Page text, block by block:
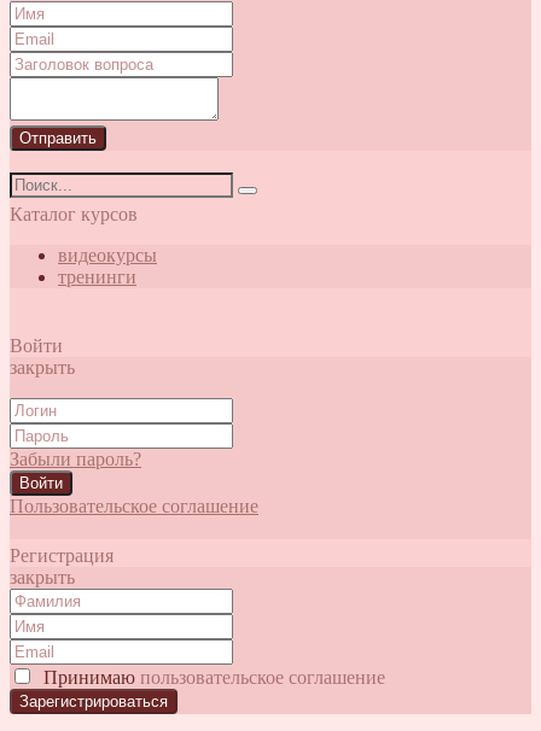
Отправить
Каталог курсов
видеокурсы
тренинги
Войти
закрыть
Забыли пароль?
Войти
Пользовательское соглашение
Регистрация
закрыть
Принимаю пользовательское соглашение